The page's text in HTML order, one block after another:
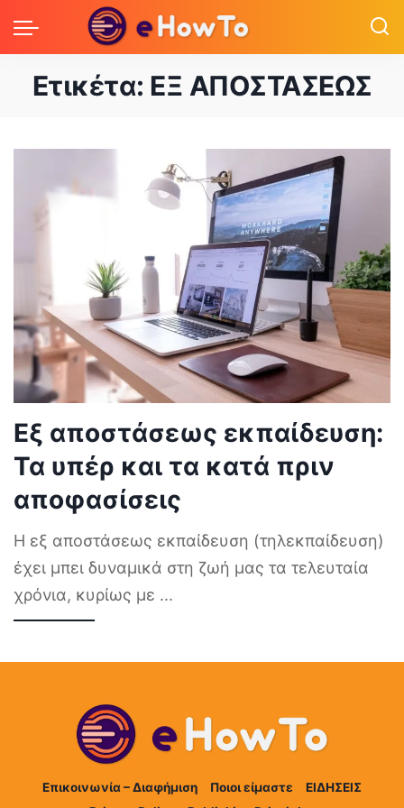
Ετικέτα: ΕΞ ΑΠΟΣΤΑΣΕΩΣ
Εξ αποστάσεως εκπαίδευση:
Τα υπέρ και τα κατά πριν
αποφασίσεις
Η εξ αποστάσεως εκπαίδευση (τηλεκπαίδευση)
έχει μπει δυναμικά στη ζωή μας τα τελευταία
χρόνια, κυρίως με ...
Επικοινωνία – Διαφήμιση Ποιοι είμαστε
ΕΙΔΗΣΕΙΣ